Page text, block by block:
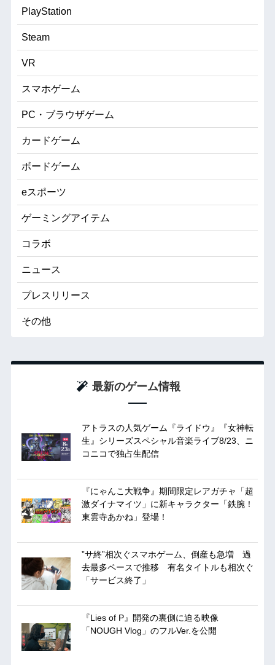
PlayStation
Steam
VR
スマホゲーム
PC・ブラウザゲーム
カードゲーム
ボードゲーム
eスポーツ
ゲーミングアイテム
コラボ
ニュース
プレスリリース
その他
最新のゲーム情報
アトラスの人気ゲーム『ライドウ』『女神転
生』シリーズスペシャル音楽ライブ8/23、ニ
コニコで独占生配信
『にゃんこ大戦争』期間限定レアガチャ「超
激ダイナマイツ」に新キャラクター「鉄腕！
東雲寺あかね」登場！
”サ終”相次ぐスマホゲーム、倒産も急増 過
去最多ペースで推移 有名タイトルも相次ぐ
「サービス終了」
『Lies of P』開発の裏側に迫る映像
「NOUGH Vlog」のフルVer.を公開